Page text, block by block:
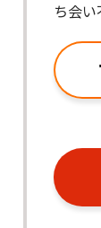
ち会い